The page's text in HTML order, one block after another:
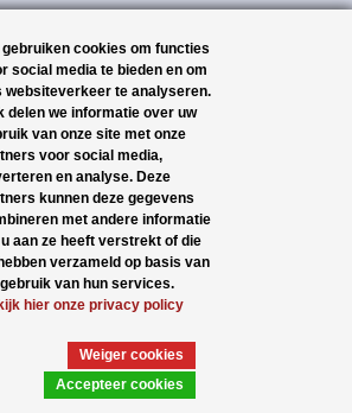
gebruiken cookies om functies
social media te bieden en om
websiteverkeer te analyseren.
delen we informatie over uw
van onze site met onze
voor social media,
en analyse. Deze
kunnen deze gegevens
met andere informatie
aan ze heeft verstrekt of die
verzameld op basis van
van hun services.
hier onze privacy policy
Weiger cookies
Accepteer cookies